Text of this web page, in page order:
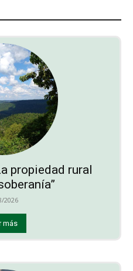
propiedad rural
2026
más